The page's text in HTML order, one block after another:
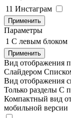
11 Инстаграм
Применить
Параметры
1 C левым блоком
Применить
Вид отображения
Слайдером
Вид отображения
Только разделы С
Компактный вид
мобильной версии